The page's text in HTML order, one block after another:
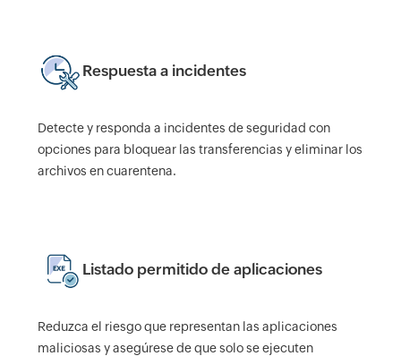
Respuesta a incidentes
Detecte y responda a incidentes de seguridad con
opciones para bloquear las transferencias y eliminar los
archivos en cuarentena.
Listado permitido de aplicaciones
Reduzca el riesgo que representan las aplicaciones
maliciosas y asegúrese de que solo se ejecuten